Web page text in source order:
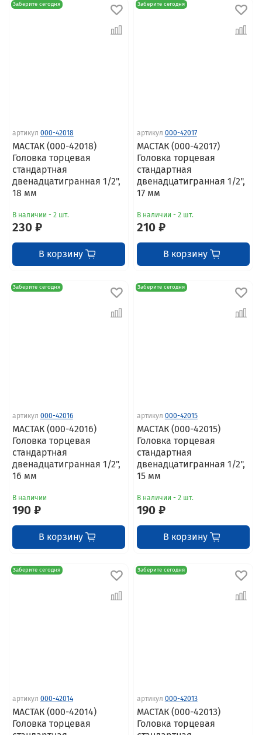
Заберите сегодня
артикул 000-42018
МАСТАК (000-42018)
Головка торцевая
стандартная
двенадцатигранная 1/2",
18 мм
В наличии - 2 шт.
230 ₽
В корзину
Заберите сегодня
артикул 000-42017
МАСТАК (000-42017)
Головка торцевая
стандартная
двенадцатигранная 1/2",
17 мм
В наличии - 2 шт.
210 ₽
В корзину
Заберите сегодня
артикул 000-42016
МАСТАК (000-42016)
Головка торцевая
стандартная
двенадцатигранная 1/2",
16 мм
В наличии
190 ₽
В корзину
Заберите сегодня
артикул 000-42015
МАСТАК (000-42015)
Головка торцевая
стандартная
двенадцатигранная 1/2",
15 мм
В наличии - 2 шт.
190 ₽
В корзину
Заберите сегодня
артикул 000-42014
МАСТАК (000-42014)
Головка торцевая
Заберите сегодня
артикул 000-42013
МАСТАК (000-42013)
Головка торцевая